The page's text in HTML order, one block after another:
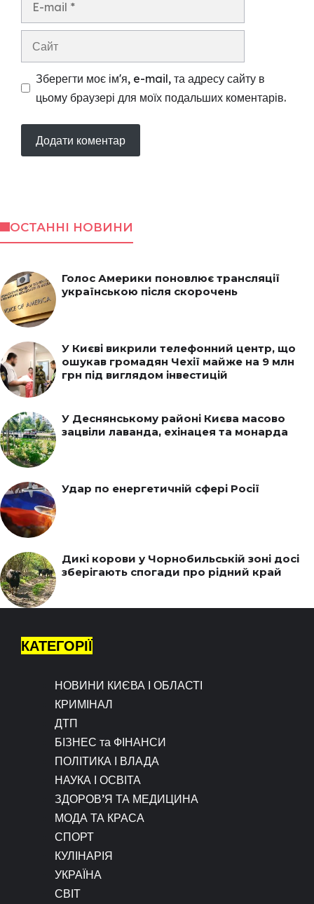
Зберегти моє ім'я, e-mail, та адресу сайту в
цьому браузері для моїх подальших коментарів.
ОСТАННІ НОВИНИ
Голос Америки поновлює трансляції
українською після скорочень
У Києві викрили телефонний центр, що
ошукав громадян Чехії майже на 9 млн
грн під виглядом інвестицій
У Деснянському районі Києва масово
зацвіли лаванда, ехінацея та монарда
Удар по енергетичній сфері Росії
Дикі корови у Чорнобильській зоні досі
зберігають спогади про рідний край
КАТЕГОРІЇ
НОВИНИ КИЄВА І ОБЛАСТІ
КРИМІНАЛ
ДТП
БІЗНЕС та ФІНАНСИ
ПОЛІТИКА І ВЛАДА
НАУКА І ОСВІТА
ЗДОРОВ’Я ТА МЕДИЦИНА
МОДА ТА КРАСА
СПОРТ
КУЛІНАРІЯ
УКРАЇНА
СВІТ